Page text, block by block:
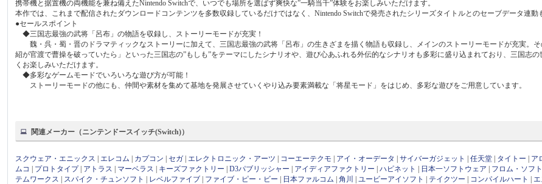
携帯機と据置機の両機能を兼ね備えたNintendo Switchで、いつでも場所を選ばず爽快な”一騎当千”体験をお楽しみいただけます。
本作では、これまで配信されたダウンロードコンテンツを多数収録しているだけではなく、Nintendo Switchで発売されたシリーズタイトルとのセーブデータ連動
●セールスポイント
◆三国志最強の武将「呂布」の物語を収録し、ストーリーモードが充実！
魏・呉・蜀・晋のドラマティックなストーリーに加えて、三国志最強の武将「呂布」の生きざまを描く物語も収録し、メインのストーリーモードが充実。そ
紹が官渡で曹操を破っていたら」といった三国志の”もしも”をテーマにしたシナリオや、遊び心あふれる外伝的なシナリオも多彩に盛り込まれており、三国志
くお楽しみいただけます。
◆多彩なゲームモードでいろいろな遊び方が可能！
ストーリーモードの他にも、仲間や素材を集めて基地を発展させていくやり込み要素満載な「将星モード」をはじめ、多彩な遊びをご用意しています。
関連メーカー（ニンテンドースイッチ(Switch)）
スクウェア・エニックス エレコム カプコン |セガ エレクトロニック・アーツ コーエーテクモ アイ・オーデータ |サイバーガジェット |任天堂 タイトー ア
ムコ
プロトタイプ| アトラス マーベラス キーズファクトリー |D3パブリッシャー アイディアファクトリー |ハピネット 日本一ソフトウェア フロム・ソフ
テムワークス
スパイク・チュンソフト レベルファイブ ファイブ・ピー・ビー 日本ファルコム |角川 |ユービーアイソフト テイクツー コンパイルハート